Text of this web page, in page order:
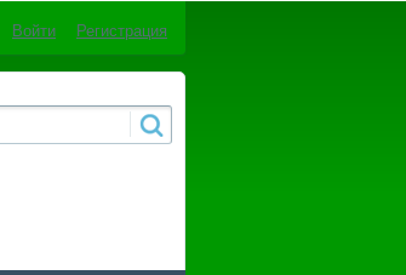
Войти Регистрация